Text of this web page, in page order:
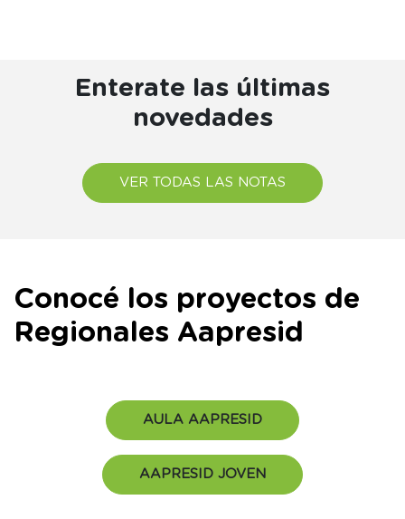
Enterate las últimas
novedades
VER TODAS LAS NOTAS
Conocé los proyectos de
Regionales Aapresid
AULA AAPRESID
AAPRESID JOVEN